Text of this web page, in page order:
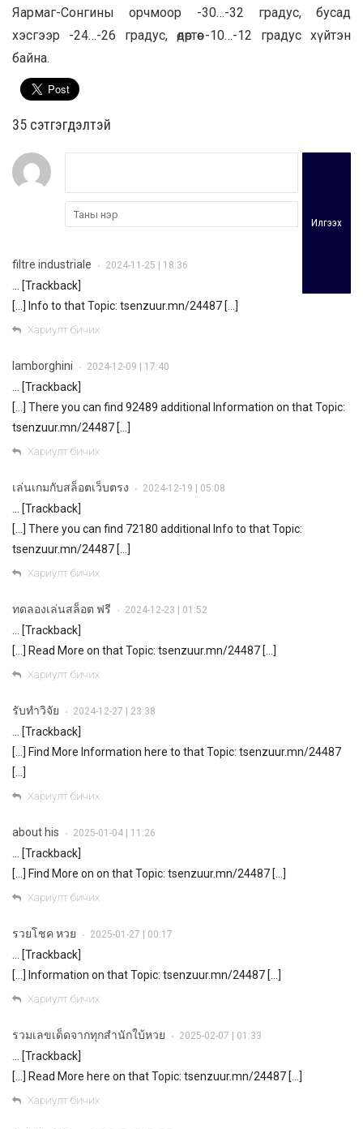
Яармаг-Сонгины орчмоор -30…-32 градус, бусад
хэсгээр -24…-26 градус, өдөртөө -10…-12 градус хүйтэн
байна.
35 cэтгэгдэлтэй
Илгээх
filtre industriale • 2024-11-25 | 18:36
… [Trackback]
[…] Info to that Topic: tsenzuur.mn/24487 […]
Хариулт бичих
lamborghini • 2024-12-09 | 17:40
… [Trackback]
[…] There you can find 92489 additional Information on that Topic:
tsenzuur.mn/24487 […]
Хариулт бичих
เล่นเกมกับสล็อตเว็บตรง • 2024-12-19 | 05:08
… [Trackback]
[…] There you can find 72180 additional Info to that Topic:
tsenzuur.mn/24487 […]
Хариулт бичих
ทดลองเล่นสล็อต ฟรี • 2024-12-23 | 01:52
… [Trackback]
[…] Read More on that Topic: tsenzuur.mn/24487 […]
Хариулт бичих
รับทำวิจัย • 2024-12-27 | 23:38
… [Trackback]
[…] Find More Information here to that Topic: tsenzuur.mn/24487
[…]
Хариулт бичих
about his • 2025-01-04 | 11:26
… [Trackback]
[…] Find More on on that Topic: tsenzuur.mn/24487 […]
Хариулт бичих
รวยโชค หวย • 2025-01-27 | 00:17
… [Trackback]
[…] Information on that Topic: tsenzuur.mn/24487 […]
Хариулт бичих
รวมเลขเด็ดจากทุกสำนักใบ้หวย • 2025-02-07 | 01:33
… [Trackback]
[…] Read More here on that Topic: tsenzuur.mn/24487 […]
Хариулт бичих